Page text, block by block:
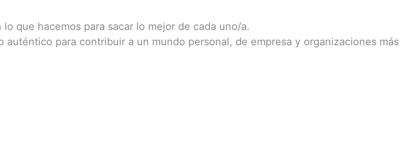
que hacemos para sacar lo mejor de cada uno/a.
para contribuir a un mundo personal, de empresa y organizaciones más